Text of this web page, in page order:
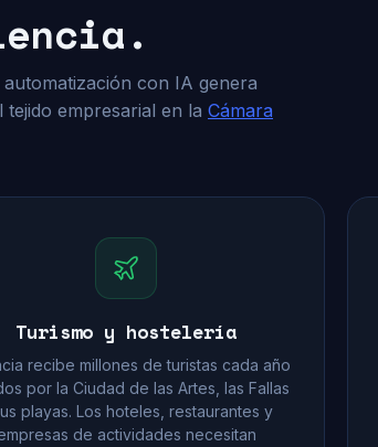
con IA genera
empresarial en la Cámara
Turismo y hostelería
recibe millones de turistas cada año
por la Ciudad de las Artes, las Fallas
playas. Los hoteles, restaurantes y
de actividades necesitan